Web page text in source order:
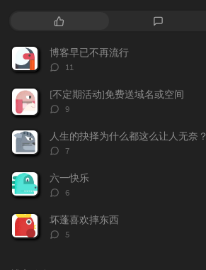
热
文
章
博客早已不再流行
评
数：
11
[不定期活动]免费送域名或空间
评
数：
9
人生的抉择为什么都这么让人无奈？
评
数：
7
六一快乐
评
数：
6
坏蓬喜欢摔东西
评
5